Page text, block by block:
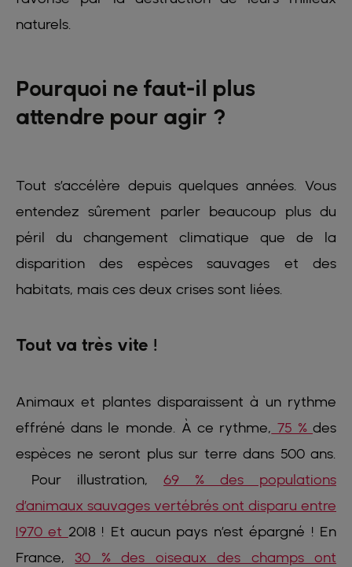
naturels.
Pourquoi ne faut-il plus
attendre pour agir ?
Tout s’accélère depuis quelques années. Vous
entendez sûrement parler beaucoup plus du
péril du changement climatique que de la
disparition des espèces sauvages et des
habitats, mais ces deux crises sont liées.
Tout va très vite !
Animaux et plantes disparaissent à un rythme
effréné dans le monde. À ce rythme, 75 %des
espèces ne seront plus sur terre dans 500 ans.
Pour illustration, 69 % des populations
d’animaux sauvages vertébrés ont disparu entre
1970 et 2018 ! Et aucun pays n’est épargné ! En
France, 30 % des oiseaux des champs ont